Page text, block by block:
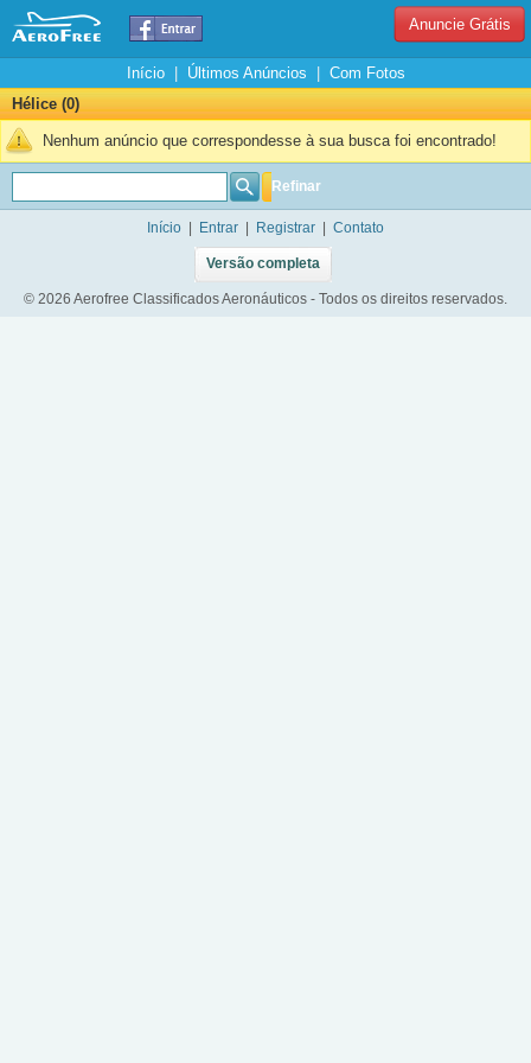
Anuncie Grátis
Início| Últimos Anúncios
Com Fotos
Hélice (0)
Nenhum anúncio que correspondesse à sua busca foi encontrado!
Refinar
Início Entrar Registrar Contato
Versão completa
© 2026 Aerofree Classificados Aeronáuticos - Todos os direitos reservados.